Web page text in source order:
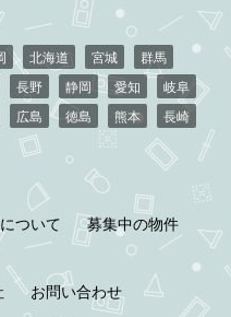
北海道 宮城
群馬
長野 静岡 愛知
岐阜
広島 徳島 熊本
長崎
ついて
募集中の物件
お問い合わせ